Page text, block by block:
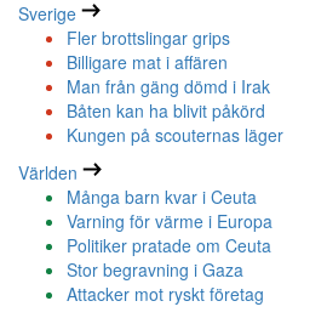
Sverige
Fler brottslingar grips
Billigare mat i affären
Man från gäng dömd i Irak
Båten kan ha blivit påkörd
Kungen på scouternas läger
Världen
Många barn kvar i Ceuta
Varning för värme i Europa
Politiker pratade om Ceuta
Stor begravning i Gaza
Attacker mot ryskt företag